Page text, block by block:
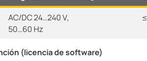
AC/DC 24…240 V,
50…60 Hz
(licencia de software)